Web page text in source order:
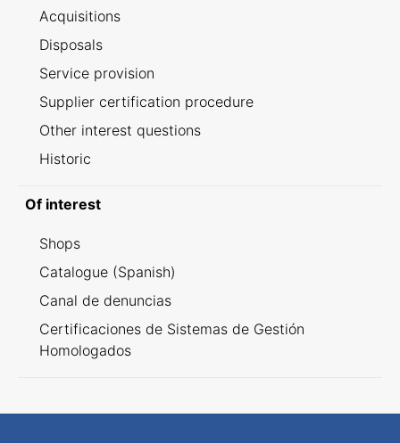
Acquisitions
Disposals
Service provision
Supplier certification procedure
Other interest questions
Historic
Of interest
Shops
Catalogue (Spanish)
Canal de denuncias
Certificaciones de Sistemas de Gestión
Homologados